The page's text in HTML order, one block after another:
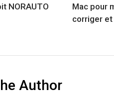
NORAUTO
Mac pour
corriger
Author